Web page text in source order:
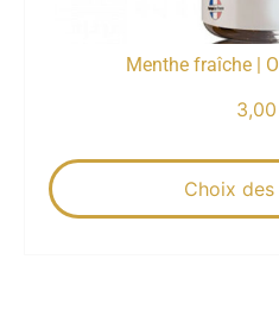
Menthe fraîche |
3,00
Choix